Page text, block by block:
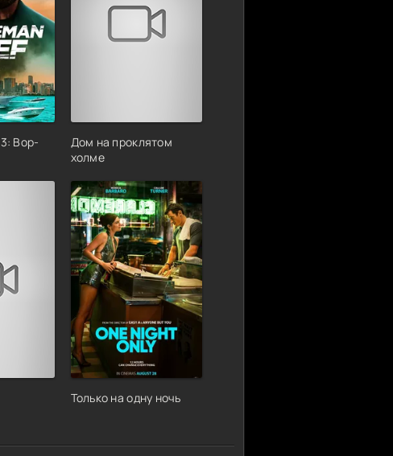
Вор-
Дом на проклятом
холме
Только на одну ночь